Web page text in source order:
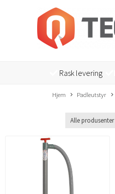
Rask levering
Hjem Padleutstyr